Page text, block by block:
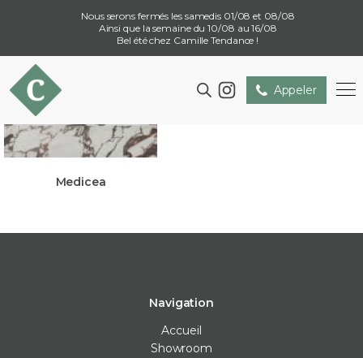
Nous serons fermés les samedis 01/08 et 08/08
Ainsi que la semaine du 10/08 au 16/08
Bel été chez Camille Tendance !
Appeler
Medicea
Navigation
Accueil
Showroom